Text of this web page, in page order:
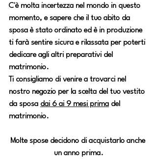
C'è molta incertezza nel mondo in questo
momento, e sapere che il tuo abito da
sposa è stato ordinato ed è in produzione
ti farà sentire sicura e rilassata per poterti
dedicare agli altri preparativi del
matrimonio.
Ti consigliamo di venire a trovarci nel
nostro negozio per la scelta del tuo vestito
da sposa dai 6 ai 9 mesi prima del
matrimonio.
Molte spose decidono di acquistarlo anche
un anno prima.